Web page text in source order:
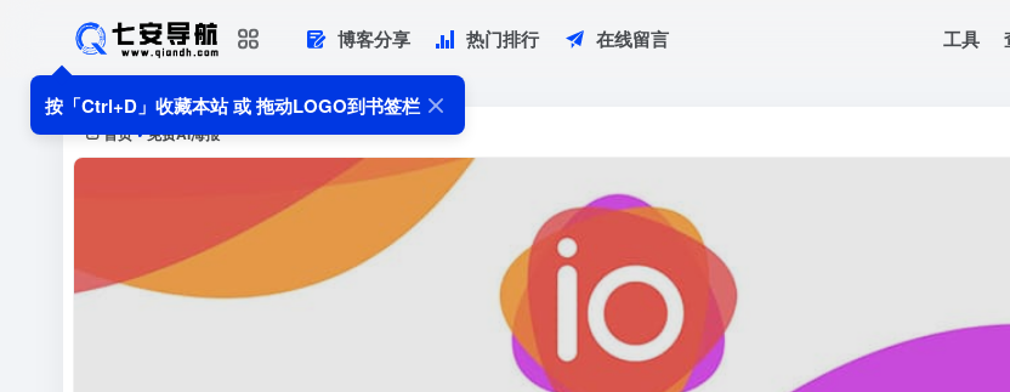
按「Ctrl+D」收藏本站 或 拖动LOGO到书签栏
博客分享 热门排行 在线留言 工具
首页 • 免费AI海报
免费AI海报
免费AI海报是一句话30秒即可批量生成支持在线编辑的带货海报